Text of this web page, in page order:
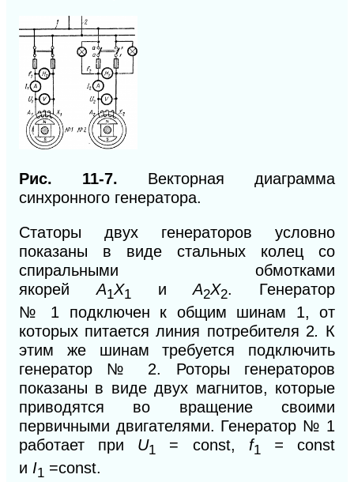
Рис. 11-7. Векторная диаграмма
синхронного генератора.
Статоры двух генераторов условно
показаны в виде стальных колец со
спиральными обмотками
якорейA1X1 иА2Х2.
Генератор
№ 1 подключен к общим шинам 1, от
которых питается линия потребителя 2. К
этим же шинам требуется подключить
генератор № 2. Роторы генераторов
показаны в виде двух магнитов, которые
приводятся во вращение своими
первичными двигателями. Генератор № 1
работает при U1 = const, f1 =
const
и I1 =const.